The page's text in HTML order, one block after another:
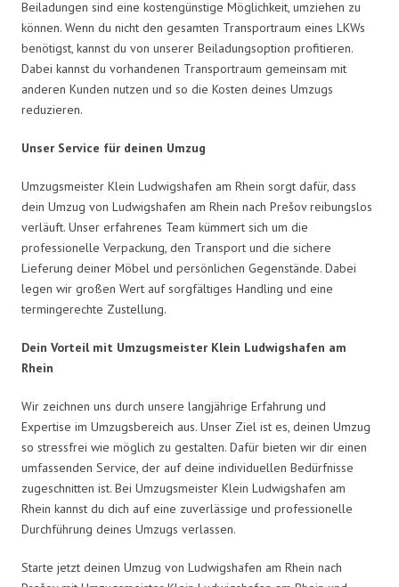
Beiladungen sind eine kostengünstige Möglichkeit, umziehen zu
können. Wenn du nicht den gesamten Transportraum eines LKWs
benötigst, kannst du von unserer Beiladungsoption profitieren.
Dabei kannst du vorhandenen Transportraum gemeinsam mit
anderen Kunden nutzen und so die Kosten deines Umzugs
reduzieren.
Unser Service für deinen Umzug
Umzugsmeister Klein Ludwigshafen am Rhein sorgt dafür, dass
dein Umzug von Ludwigshafen am Rhein nach Prešov reibungslos
verläuft. Unser erfahrenes Team kümmert sich um die
professionelle Verpackung, den Transport und die sichere
Lieferung deiner Möbel und persönlichen Gegenstände. Dabei
legen wir großen Wert auf sorgfältiges Handling und eine
termingerechte Zustellung.
Dein Vorteil mit Umzugsmeister Klein Ludwigshafen am
Rhein
Wir zeichnen uns durch unsere langjährige Erfahrung und
Expertise im Umzugsbereich aus. Unser Ziel ist es, deinen Umzug
so stressfrei wie möglich zu gestalten. Dafür bieten wir dir einen
umfassenden Service, der auf deine individuellen Bedürfnisse
zugeschnitten ist. Bei Umzugsmeister Klein Ludwigshafen am
Rhein kannst du dich auf eine zuverlässige und professionelle
Durchführung deines Umzugs verlassen.
Starte jetzt deinen Umzug von Ludwigshafen am Rhein nach